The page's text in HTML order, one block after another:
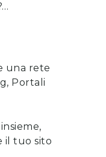
una rete
Portali
il tuo sito